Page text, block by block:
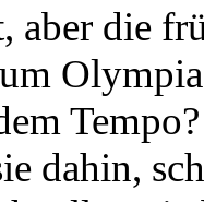
aber die
dahin,